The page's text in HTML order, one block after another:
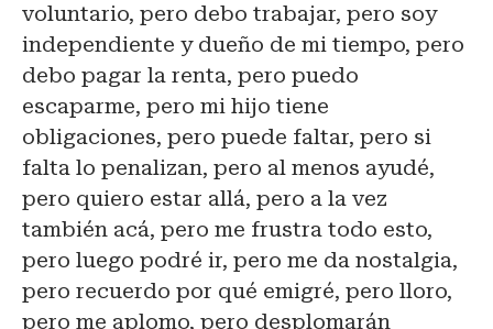
voluntario, pero debo trabajar, pero soy
independiente y dueño de mi tiempo, pero
debo pagar la renta, pero puedo
escaparme, pero mi hijo tiene
obligaciones, pero puede faltar, pero si
falta lo penalizan, pero al menos ayudé,
pero quiero estar allá, pero a la vez
también acá, pero me frustra todo esto,
pero luego podré ir, pero me da nostalgia,
pero recuerdo por qué emigré, pero lloro,
pero me aplomo, pero desplomarán